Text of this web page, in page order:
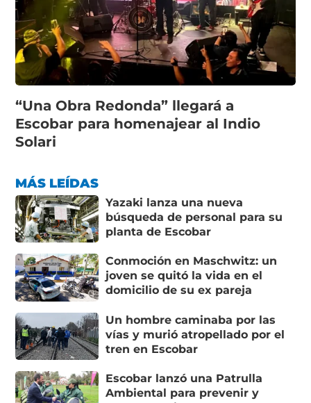
“Una Obra Redonda” llegará a
Escobar para homenajear al Indio
Solari
MÁS LEÍDAS
Yazaki lanza una nueva
búsqueda de personal para su
planta de Escobar
Conmoción en Maschwitz: un
joven se quitó la vida en el
domicilio de su ex pareja
Un hombre caminaba por las
vías y murió atropellado por el
tren en Escobar
Escobar lanzó una Patrulla
Ambiental para prevenir y